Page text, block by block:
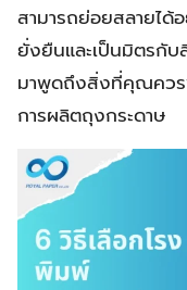
สามารถย่อยสลายได้
ยั่งยืนและเป็นมิตรกับ
มาพูดถึงสิ่งที่คุณควร
การผลิตถุงกระดาษ